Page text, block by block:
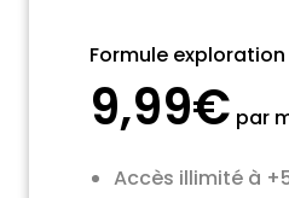
Formule exploration
9,99€ par
Accès illimité à